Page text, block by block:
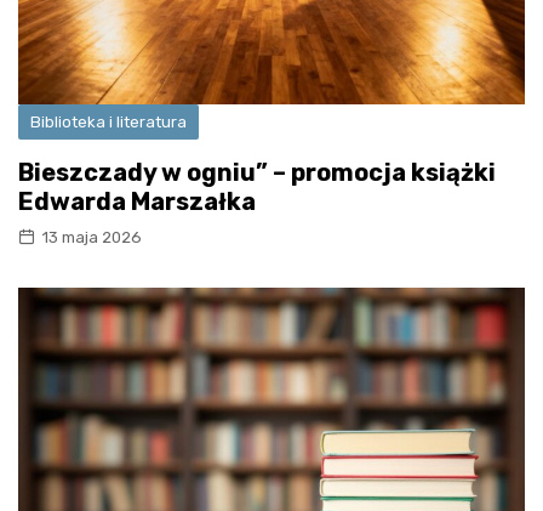
Biblioteka i literatura
Bieszczady w ogniu” – promocja książki
Edwarda Marszałka
13 maja 2026